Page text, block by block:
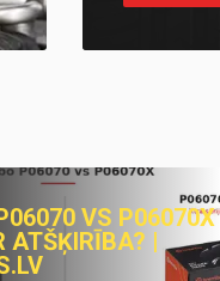
VS P06070X
ATŠĶIRĪBA? |